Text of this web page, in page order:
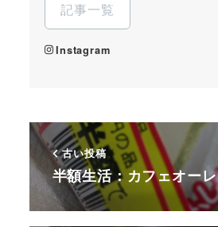
記事一覧
Instagram
古い投稿
半額生活：カフェオーレ